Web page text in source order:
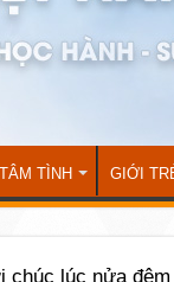
TÂM TÌNH GIỚI
chúc lúc nửa đêm